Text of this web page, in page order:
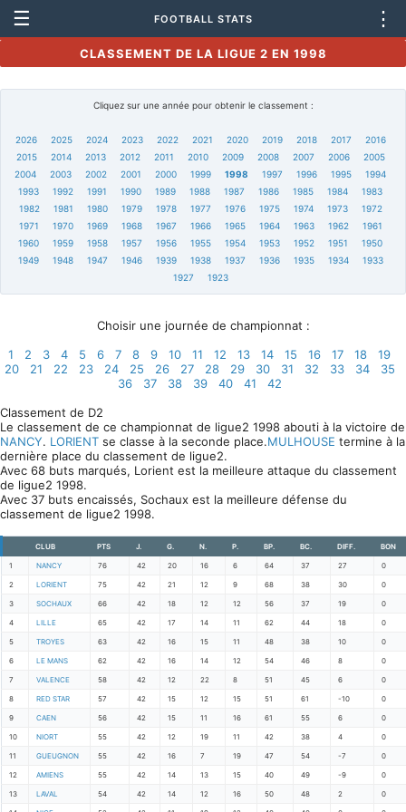
☰ FOOTBALL STATS ⋮
CLASSEMENT DE LA LIGUE 2 EN 1998
Cliquez sur une année pour obtenir le classement :
2026 2025 2024 2023 2022 2021 2020 2019 2018 2017
2016
2015
2014 2013 2012 2011 2010 2009 2008 2007 2006
2005
2004
2003 2002 2001 2000 1999 1998 1997 1996 1995
1994
1993
1992 1991 1990 1989 1988 1987 1986 1985 1984
1983
1982
1981 1980 1979 1978 1977 1976 1975 1974 1973
1972
1971
1970 1969 1968 1967 1966 1965 1964 1963 1962
1961
1960
1959 1958 1957 1956 1955 1954 1953 1952 1951
1950
1949
1948 1947 1946 1939 1938 1937 1936 1935 1934
1933
1927
1923
Choisir une journée de championnat :
1
2 3 4 5 6 7 8 9 10 11 12 13 14 15 16 17 18
19
20
21 22 23 24 25 26 27 28 29 30 31 32 33 34
35
36
37 38 39 40 41
42
Classement de D2
Le classement de ce championnat de ligue2 1998 abouti à la victoire de
NANCY. LORIENT se classe à la seconde place.MULHOUSE termine à la
dernière place du classement de ligue2.
Avec 68 buts marqués, Lorient est la meilleure attaque du classement
de ligue2 1998.
Avec 37 buts encaissés, Sochaux est la meilleure défense du
classement de ligue2 1998.
CLUB PTS J. G. N. P. BP. BC. DIFF. BON
1 NANCY 76 42 20 16 6 64 37 27 0
2 LORIENT 75 42 21 12 9 68 38 30 0
3 SOCHAUX 66 42 18 12 12 56 37 19 0
4 LILLE 65 42 17 14 11 62 44 18 0
5 TROYES 63 42 16 15 11 48 38 10 0
6 LE MANS 62 42 16 14 12 54 46 8 0
7 VALENCE 58 42 12 22 8 51 45 6 0
8 RED STAR 57 42 15 12 15 51 61 -10 0
9 CAEN 56 42 15 11 16 61 55 6 0
10 NIORT 55 42 12 19 11 42 38 4 0
11 GUEUGNON 55 42 16 7 19 47 54 -7 0
12 AMIENS 55 42 14 13 15 40 49 -9 0
13 LAVAL 54 42 14 12 16 50 48 2 0